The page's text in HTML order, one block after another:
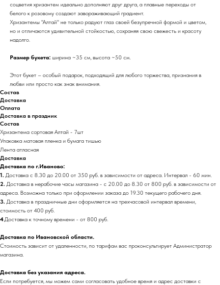
соцветия хризантем идеально дополняют друг друга, а плавные переходы от
белого к розовому создают завораживающий градиент.
Хризантемы "Алтай" не только радуют глаз своей безупречной формой и цветом,
но и отличаются удивительной стойкостью, сохраняя свою свежесть и красоту
надолго.
Размер букета: ширина ~35 см, высота ~50 см.
Этот букет – особый подарок, подходящий для любого торжества, признания в
любви или просто как знак внимания.
Состав
Доставка
Оплата
Доставка в праздник
Состав
Хризантема сортовая Алтай - 7шт
Упаковка матовая пленка и бумага тишью
Лента атласная
Доставка
Доставка по г.Иваново:
1. Доставка с 8.30 до 20.00 от 350 руб. в зависимости от адреса. Интервал - 60 мин.
2. Доставка в нерабочие часы магазина - с 20.00 до 8.30 от 800 руб. в зависимости от
адреса. Возможна только при оформлении заказа до 19.30 текущего рабочего дня.
3. Доставка в праздничные дни оформляется на трехчасовой интервал времени,
стоимость от 400 руб.
4.Доставка к точному времени - от 800 руб.
Доставка по Ивановской области.
Стоимость зависит от удаленности, по тарифам вас проконсультирует Администратор
магазина.
Доставка без указания адреса.
Если потребуется, мы можем сами согласовать удобное время и адрес доставки с